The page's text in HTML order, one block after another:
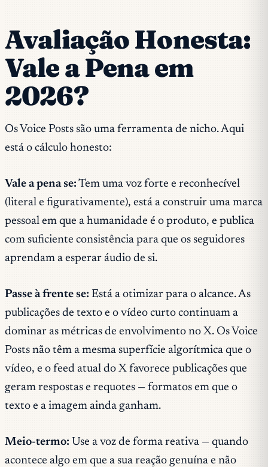
Avaliação Honesta:
Vale a Pena em
2026?
Os Voice Posts são uma ferramenta de nicho. Aqui
está o cálculo honesto:
Vale a pena se: Tem uma voz forte e reconhecível
(literal e figurativamente), está a construir uma marca
pessoal em que a humanidade é o produto, e publica
com suficiente consistência para que os seguidores
aprendam a esperar áudio de si.
Passe à frente se: Está a otimizar para o alcance. As
publicações de texto e o vídeo curto continuam a
dominar as métricas de envolvimento no X. Os Voice
Posts não têm a mesma superfície algorítmica que o
vídeo, e o feed atual do X favorece publicações que
geram respostas e requotes — formatos em que o
texto e a imagem ainda ganham.
Meio-termo: Use a voz de forma reativa — quando
acontece algo em que a sua reação genuína e não